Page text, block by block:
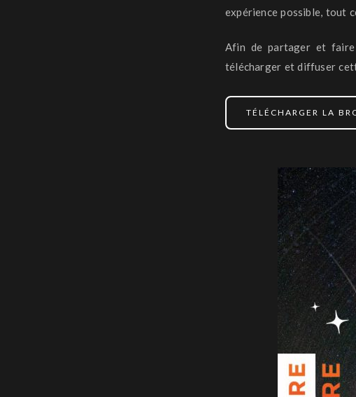
expérience possible, tout
Afin de partager et faire
télécharger et diffuser
TÉLÉCHARGER LA